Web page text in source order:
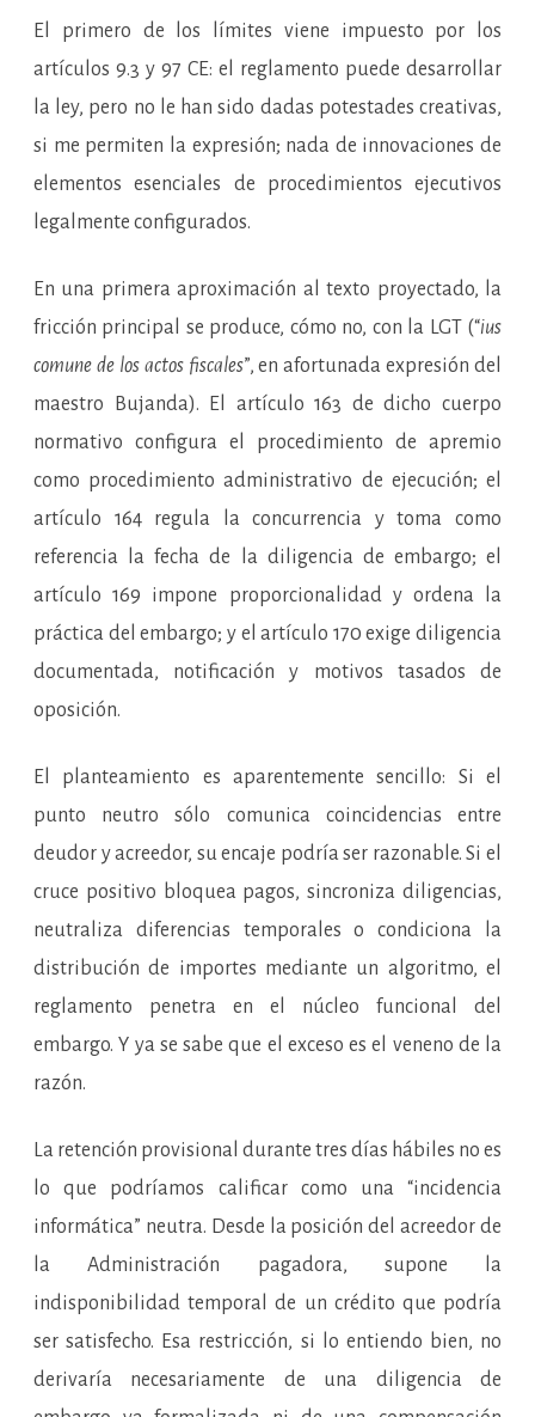
El primero de los límites viene impuesto por los
artículos 9.3 y 97 CE: el reglamento puede desarrollar
la ley, pero no le han sido dadas potestades creativas,
si me permiten la expresión; nada de innovaciones de
elementos esenciales de procedimientos ejecutivos
legalmente configurados.
En una primera aproximación al texto proyectado, la
fricción principal se produce, cómo no, con la LGT (“ius
comune de los actos fiscales”, en afortunada expresión del
maestro Bujanda). El artículo 163 de dicho cuerpo
normativo configura el procedimiento de apremio
como procedimiento administrativo de ejecución; el
artículo 164 regula la concurrencia y toma como
referencia la fecha de la diligencia de embargo; el
artículo 169 impone proporcionalidad y ordena la
práctica del embargo; y el artículo 170 exige diligencia
documentada, notificación y motivos tasados de
oposición.
El planteamiento es aparentemente sencillo: Si el
punto neutro sólo comunica coincidencias entre
deudor y acreedor, su encaje podría ser razonable. Si el
cruce positivo bloquea pagos, sincroniza diligencias,
neutraliza diferencias temporales o condiciona la
distribución de importes mediante un algoritmo, el
reglamento penetra en el núcleo funcional del
embargo. Y ya se sabe que el exceso es el veneno de la
razón.
La retención provisional durante tres días hábiles no es
lo que podríamos calificar como una “incidencia
informática” neutra. Desde la posición del acreedor de
la Administración pagadora, supone la
indisponibilidad temporal de un crédito que podría
ser satisfecho. Esa restricción, si lo entiendo bien, no
derivaría necesariamente de una diligencia de